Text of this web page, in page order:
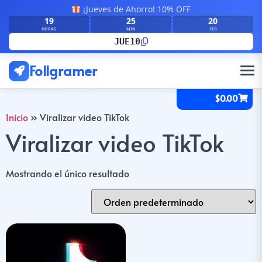
¡Jueves de Ahorro! 10% OFF
19
HORAS
: 25
MIN
: 20
SEG
JUE10
Follgramer
$0.00
Inicio » Viralizar video TikTok
Viralizar video TikTok
Mostrando el único resultado